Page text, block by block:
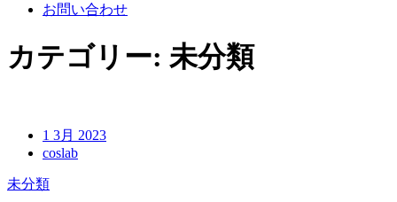
お問い合わせ
カテゴリー: 未分類
1 3月 2023
coslab
未分類